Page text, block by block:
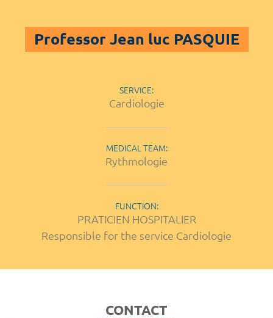
Professor Jean luc PASQUIE
SERVICE:
Cardiologie
MEDICAL TEAM:
Rythmologie
FUNCTION:
PRATICIEN HOSPITALIER
Responsible for the service Cardiologie
CONTACT